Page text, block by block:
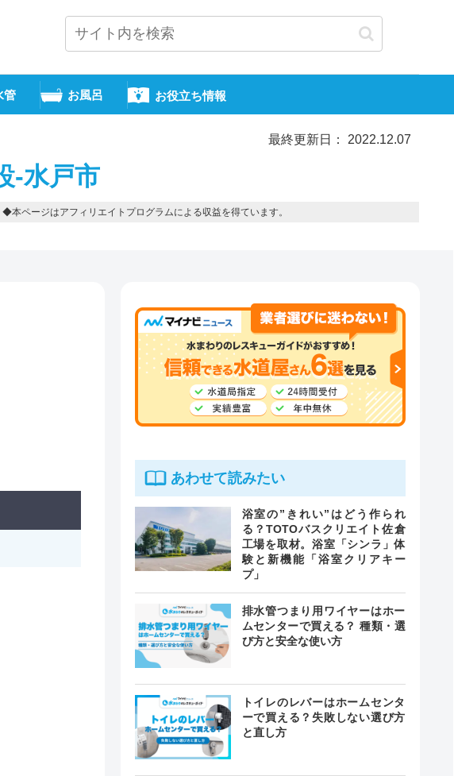
管 お風呂 お役立ち情報
最終更新日： 2022.12.07
-水戸市
◆本ページはアフィリエイトプログラムによる収益を得ています。
あわせて読みたい
浴室の”きれい”はどう作られ
る？TOTOバスクリエイト佐倉
工場を取材。浴室「シンラ」体
験と新機能「浴室クリアキー
プ」
排水管つまり用ワイヤーはホー
ムセンターで買える？ 種類・選
び方と安全な使い方
トイレのレバーはホームセンタ
ーで買える？失敗しない選び方
と直し方